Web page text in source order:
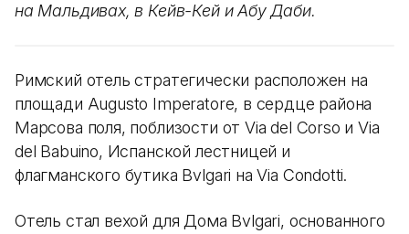
на Мальдивах, в Кейв-Кей и Абу Даби.
Римский отель стратегически расположен на
площади Augusto Imperatore, в сердце района
Марсова поля, поблизости от Via del Corso и Via
del Babuino, Испанской лестницей и
флагманского бутика Bvlgari на Via Condotti.
Отель стал вехой для Дома Bvlgari, основанного